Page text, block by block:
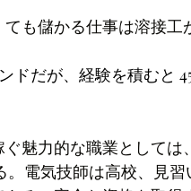
も儲かる仕事は溶接工
ドだが、経験を積むと
魅力的な職業としては、
。電気技師は高校、見